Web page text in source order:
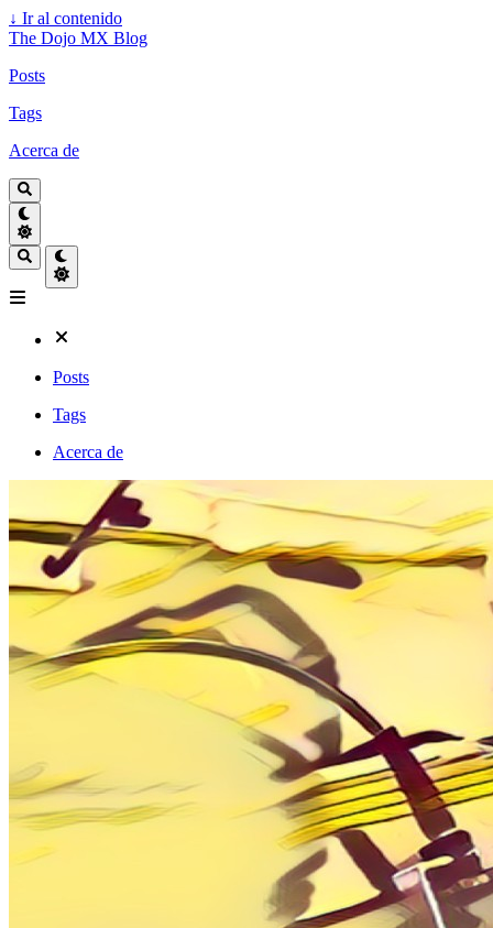
↓ Ir al contenido
The Dojo MX Blog
Posts
Tags
Acerca de
Posts
Tags
Acerca de